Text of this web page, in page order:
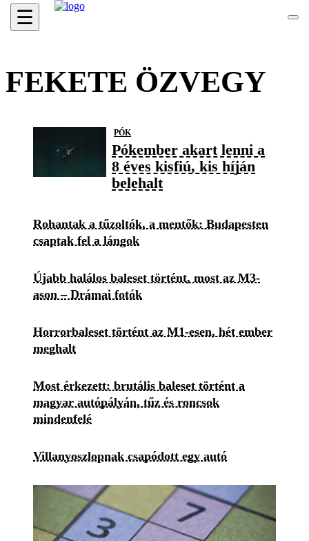
☰
FEKETE ÖZVEGY
PÓK
Pókember akart lenni a
8 éves kisfiú, kis híján
belehalt
Rohantak a tűzoltók, a mentők: Budapesten
csaptak fel a lángok
Újabb halálos baleset történt, most az M3-
ason – Drámai fotók
Horrorbaleset történt az M1-esen, hét ember
meghalt
Most érkezett: brutális baleset történt a
magyar autópályán, tűz és roncsok
mindenfelé
Villanyoszlopnak csapódott egy autó